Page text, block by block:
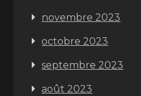
novembre 2023
octobre 2023
septembre 2023
août 2023